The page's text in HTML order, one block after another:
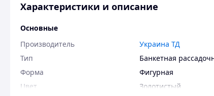
Характеристики и описание
Основные
Производитель
Украина ТД
Тип
Банкетная
Форма
Фигурная
Цвет
Золотистый